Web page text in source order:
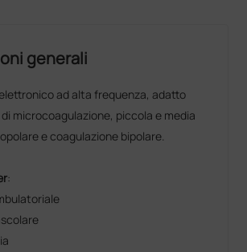
generali
ad alta frequenza, adatto
microcoagulazione, piccola e media
e coagulazione bipolare.
: